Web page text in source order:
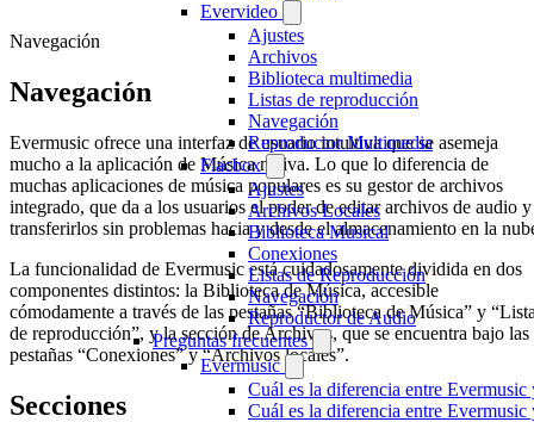
Evervideo
Ajustes
Archivos
Biblioteca multimedia
Listas de reproducción
Navegación
Reproductor Multimedia
Flacbox
Ajustes
Archivos Locales
Biblioteca Musical
Conexiones
Listas de Reproducción
Navegación
Reproductor de Audio
Preguntas frecuentes
Evermusic
Cuál es la diferencia entre
Cuál es la diferencia entre
Navegación
Navegación
Evermusic ofrece una interfaz de usuario intuitiva que se asemeja
mucho a la aplicación de Música nativa. Lo que lo diferencia de
muchas aplicaciones de música populares es su gestor de archivos
integrado, que da a los usuarios el poder de editar archivos de audio y
transferirlos sin problemas hacia y desde el almacenamiento en la
La funcionalidad de Evermusic está cuidadosamente dividida en dos
componentes distintos: la Biblioteca de Música, accesible
cómodamente a través de las pestañas “Biblioteca de Música” y
de reproducción”, y la sección de Archivos, que se encuentra bajo las
pestañas “Conexiones” y “Archivos locales”.
Secciones